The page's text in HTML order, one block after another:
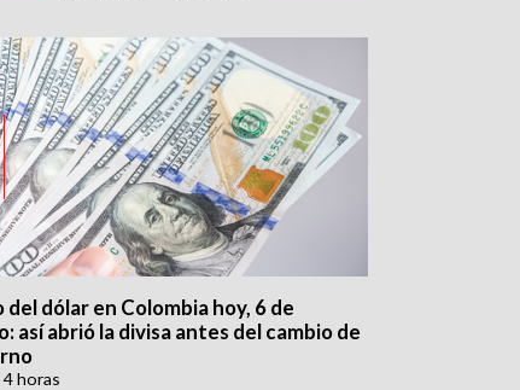
del dólar en Colombia hoy, 6 de
así abrió la divisa antes del cambio de
4 horas